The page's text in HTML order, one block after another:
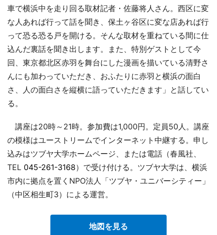
車で横浜中を走り回る取材記者・佐藤将人さん。西区に変
な人あれば行って話を聞き、保土ヶ谷区に変な店あれば行
って恐る恐る戸を開ける。そんな取材を重ねている間に仕
込んだ裏話を聞き出します。また、特別ゲストとして今
回、東京都北区赤羽を舞台にした漫画を描いている清野さ
んにも加わっていただき、おふたりに赤羽と横浜の面白
さ、人の面白さを縦横に語っていただきます」と話してい
る。
講座は20時～21時。参加費は1,000円。定員50人。講座
の模様はユーストリームでインターネット中継する。申し
込みはツブヤ大学ホームページ、または電話（春風社、
TEL 045-261-3168）で受け付ける。ツブヤ大学は、横浜
市内に拠点を置くNPO法人「ツブヤ・ユニバーシティー」
（中区相生町3）による運営。
地図を見る